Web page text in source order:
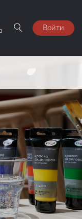
Войти